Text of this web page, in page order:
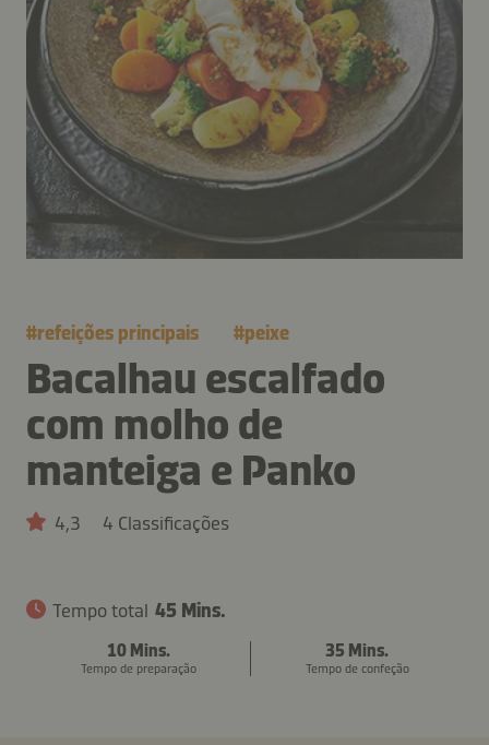
#refeições principais #peixe
Bacalhau escalfado
com molho de
manteiga e Panko
4,3 4 Classificações
Tempo total 45 Mins.
10 Mins.
Tempo de preparação
35 Mins.
Tempo de confeção